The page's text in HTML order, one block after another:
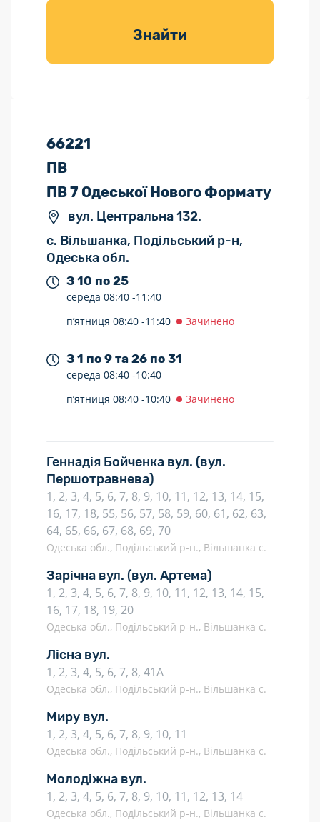
товарів для
Знайти
66221
ПВ
ПВ 7 Одеської Нового Формату
вул. Центральна 132.
с. Вільшанка, Подільський р-н,
Одеська обл.
З 10 по 25
середа 08:40 -11:40
п’ятниця 08:40 -11:40 Зачинено
З 1 по 9 та 26 по 31
середа 08:40 -10:40
п’ятниця 08:40 -10:40 Зачинено
Геннадія Бойченка вул. (вул.
Першотравнева)
1, 2, 3, 4, 5, 6, 7, 8, 9, 10, 11, 12, 13, 14, 15,
16, 17, 18, 55, 56, 57, 58, 59, 60, 61, 62, 63,
64, 65, 66, 67, 68, 69, 70
Одеська обл., Подільський р-н., Вільшанка с.
Зарічна вул. (вул. Артема)
1, 2, 3, 4, 5, 6, 7, 8, 9, 10, 11, 12, 13, 14, 15,
16, 17, 18, 19, 20
Одеська обл., Подільський р-н., Вільшанка с.
Лісна вул.
1, 2, 3, 4, 5, 6, 7, 8, 41А
Одеська обл., Подільський р-н., Вільшанка с.
Миру вул.
1, 2, 3, 4, 5, 6, 7, 8, 9, 10, 11
Одеська обл., Подільський р-н., Вільшанка с.
Молодіжна вул.
1, 2, 3, 4, 5, 6, 7, 8, 9, 10, 11, 12, 13, 14
Одеська обл., Подільський р-н., Вільшанка с.